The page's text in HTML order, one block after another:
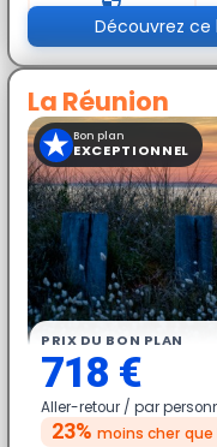
Prix exceptionnel
Découvrez ce
La Réunion
★Bon plan
EXCEPTIONNEL
PRIX DU BON PLAN
718 €
Aller-retour / par
23% moins cher que